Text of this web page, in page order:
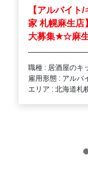
【アルバイ
家 札幌麻生店
大募集★☆麻
職種 : 居酒屋のキ
雇用形態 : アルバ
エリア : 北海道札